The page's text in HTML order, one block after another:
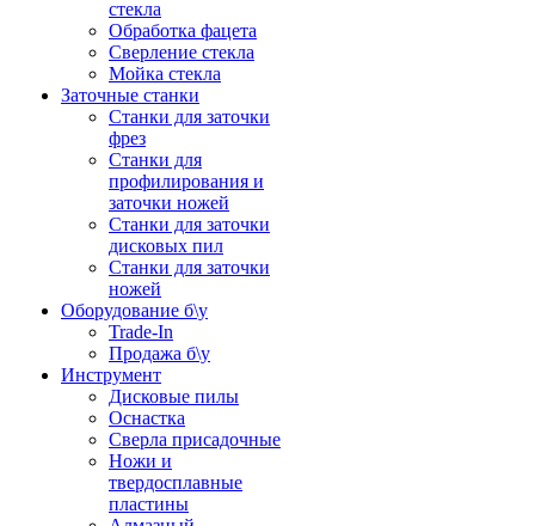
стекла
Обработка фацета
Сверление стекла
Мойка стекла
Заточные станки
Станки для заточки
фрез
Станки для
профилирования и
заточки ножей
Станки для заточки
дисковых пил
Станки для заточки
ножей
Оборудование б\у
Trade-In
Продажа б\у
Инструмент
Дисковые пилы
Оснастка
Сверла присадочные
Ножи и
твердосплавные
пластины